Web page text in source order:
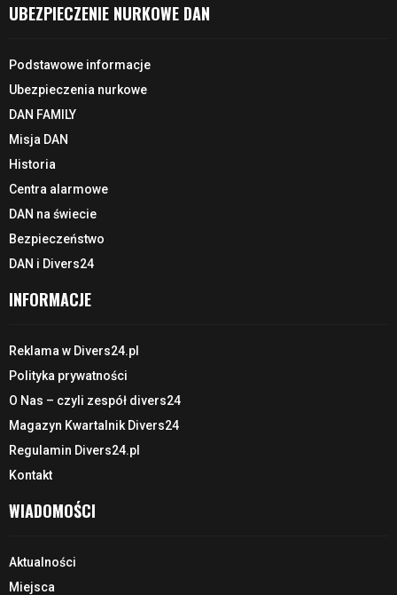
UBEZPIECZENIE NURKOWE DAN
Podstawowe informacje
Ubezpieczenia nurkowe
DAN FAMILY
Misja DAN
Historia
Centra alarmowe
DAN na świecie
Bezpieczeństwo
DAN i Divers24
INFORMACJE
Reklama w Divers24.pl
Polityka prywatności
O Nas – czyli zespół divers24
Magazyn Kwartalnik Divers24
Regulamin Divers24.pl
Kontakt
WIADOMOŚCI
Aktualności
Miejsca